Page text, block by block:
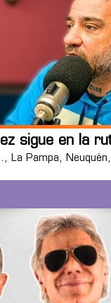
sigue en la
La Pampa,